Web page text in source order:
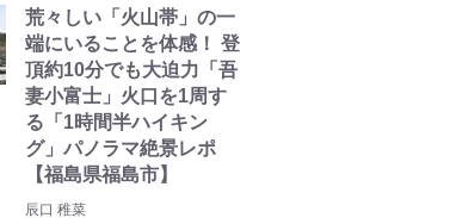
荒々しい「火山帯」の一
端にいることを体感！ 登
頂約10分でも大迫力「吾
妻小富士」火口を1周す
る「1時間半ハイキン
グ」パノラマ絶景レポ
【福島県福島市】
辰口 稚菜